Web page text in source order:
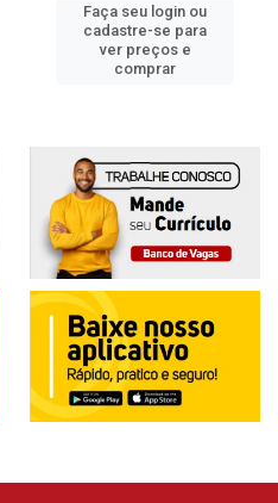
Faça seu login ou
cadastre-se para
ver preços e
comprar